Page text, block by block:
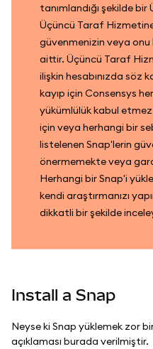
tanımlandığı şekilde
Üçüncü Taraf
güvenmenizin veya onu
aittir. Üçüncü Taraf
ilişkin hesabınızda söz
kayıp için Consensys
yükümlülük kabul etmez.
için veya herhangi bir
listelenen Snap'lerin
önermemekte veya
Herhangi bir Snap'i
kendi araştırmanızı
dikkatli bir şekilde
Install a Snap
Neyse ki Snap yüklemek zor
açıklaması burada verilmiştir.